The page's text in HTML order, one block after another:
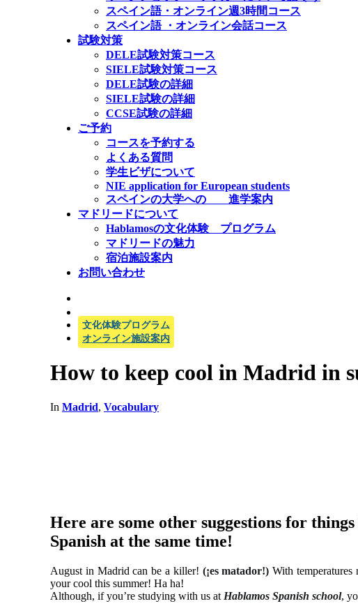
スペイン語・オンライン週3時間コース
スペイン語 ・オンライン会話コース
試験対策
DELE試験対策コース
SIELE試験対策コース
DELE試験の詳細
SIELE試験の詳細
CCSE試験の詳細
ご予約
コースを予約する
よくある質問
学生ビザについて
NIE application for European students
スペインの大学への 進学案内
マドリードについて
Hablamosの文化体験 プログラム
マドリードの魅力
宿泊施設案内
お問い合わせ
文化体験プログラム
オンライン施設案内
How to keep cool in Madrid in
In Madrid, Vocabulary
Here are some other suggestions for
Spanish at the same time!
August in Madrid can be a killer! (¡es matador!) With
your cool this summer! Ha ha!
Although, if you’re studying with us at Hablamos Spanish school,